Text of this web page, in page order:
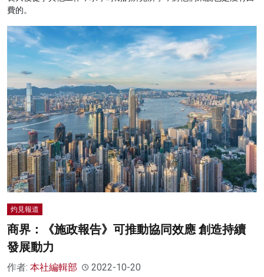
費的。
灼見報道
商界：《施政報告》可推動協同效應 創造持續
發展動力
作者: 本社編輯部 2022-10-20